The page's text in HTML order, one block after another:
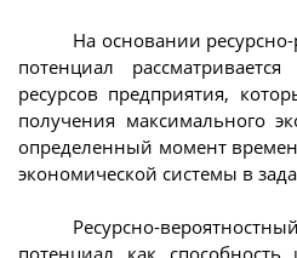
На основании
потенциал
ресурсов предприятия,
получения максимального
определенный момент
экономической системы в
Ресурсно-